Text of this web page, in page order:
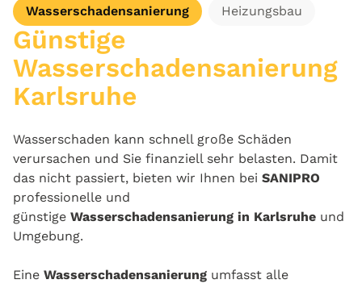
Wasserschadensanierung Heizungsbau
Günstige
Wasserschadensanierung
Karlsruhe
Wasserschaden kann schnell große Schäden
verursachen und Sie finanziell sehr belasten. Damit
das nicht passiert, bieten wir Ihnen bei SANIPRO
professionelle und
günstige Wasserschadensanierung in Karlsruhe und
Umgebung.
Eine Wasserschadensanierung umfasst alle